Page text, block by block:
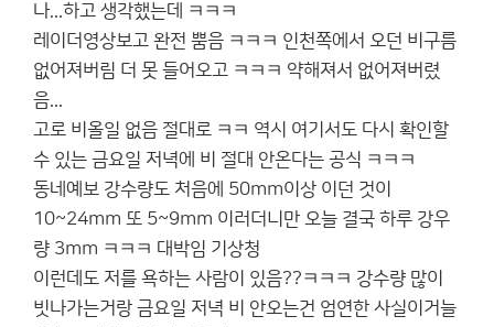
나...하고 생각했는데 ㅋㅋㅋ
레이더영상보고 완전 뿜음 ㅋㅋㅋ 인천쪽에서 오던 비구름
없어져버림 더 못 들어오고 ㅋㅋㅋ 약해져서 없어져버렸
음...
고로 비올일 없음 절대로 ㅋㅋ 역시 여기서도 다시 확인할
수 있는 금요일 저녁에 비 절대 안온다는 공식 ㅋㅋㅋ
동네예보 강수량도 처음에 50mm이상 이던 것이
10~24mm 또 5~9mm 이러더니만 오늘 결국 하루 강우
량 3mm ㅋㅋㅋ 대박임 기상청
이런데도 저를 욕하는 사람이 있음??ㅋㅋㅋ 강수량 많이
빗나가는거랑 금요일 저녁 비 안오는건 엄연한 사실이거늘